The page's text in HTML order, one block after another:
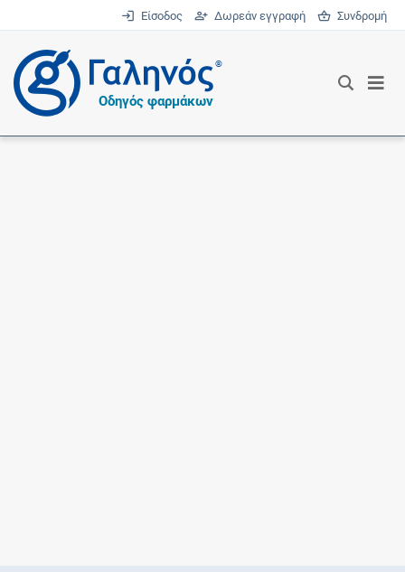
Είσοδος Δωρεάν εγγραφή Συνδρομή
®
Οδηγός φαρμάκων